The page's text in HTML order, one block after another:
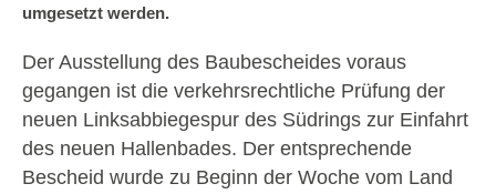
umgesetzt werden.
Der Ausstellung des Baubescheides voraus
gegangen ist die verkehrsrechtliche Prüfung der
neuen Linksabbiegespur des Südrings zur Einfahrt
des neuen Hallenbades. Der entsprechende
Bescheid wurde zu Beginn der Woche vom Land